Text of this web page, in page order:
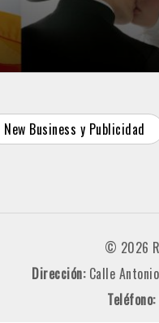
New Business y Publicidad
© 2026
Dirección: Calle
Teléfono: